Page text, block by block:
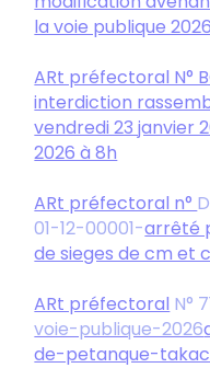
la voie publique 2026
ARt préfectoral N°
interdiction
vendredi 23 janvier
2026 à 8h
ARt préfectoral n°
01-12-00001-arrêté
de sieges de cm et
ARt préfectoral N°
voie-publique-2026
de-petanque-